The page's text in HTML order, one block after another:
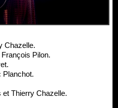
Chazelle.
Pilon.
Planchot.
Thierry Chazelle.